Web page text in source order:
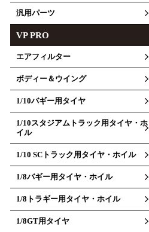
汎用パーツ
VP PRO
エアフィルター
ボディー＆ウイング
1/10バギー用タイヤ
1/10スタジアムトラック用タイヤ・ホ
イル
1/10 SCトラック用タイヤ・ホイル
1/8バギー用タイヤ・ホイル
1/8トラギー用タイヤ・ホイル
1/8GT用タイヤ